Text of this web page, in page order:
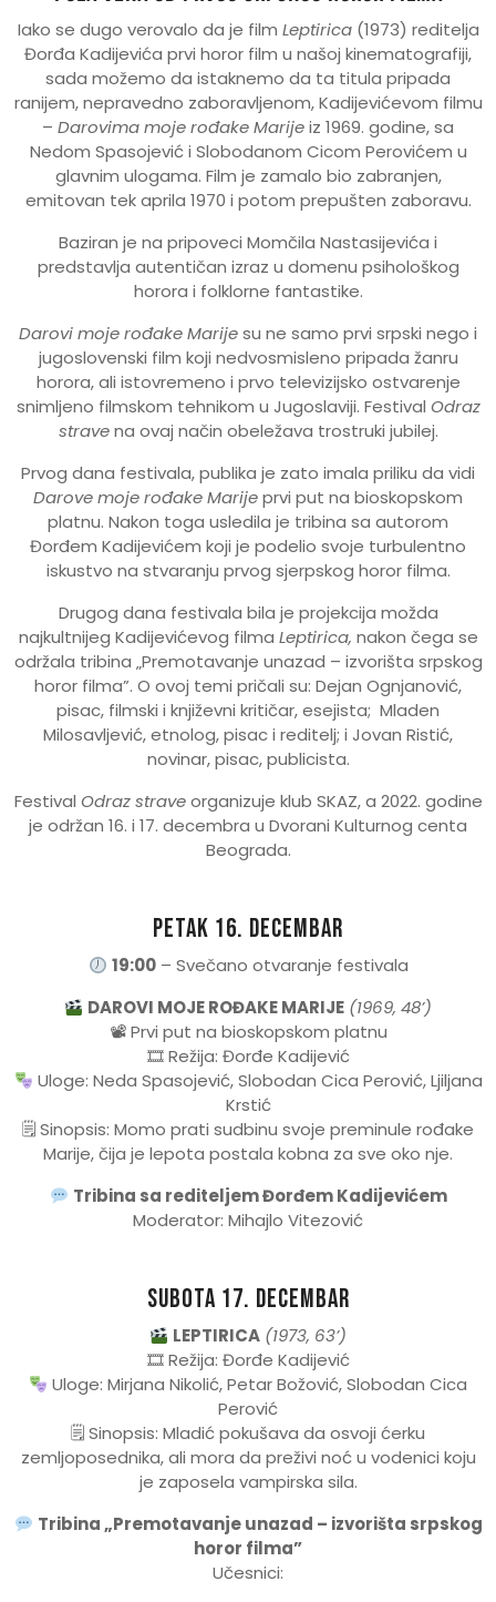
Iako se dugo verovalo da je film Leptirica (1973) reditelja
Đorđa Kadijevića prvi horor film u našoj kinematografiji,
sada možemo da istaknemo da ta titula pripada
ranijem, nepravedno zaboravljenom, Kadijevićevom filmu
– Darovima moje rođake Marijeiz 1969. godine, sa
Nedom Spasojević i Slobodanom Cicom Perovićem u
glavnim ulogama. Film je zamalo bio zabranjen,
emitovan tek aprila 1970 i potom prepušten zaboravu.
Baziran je na pripoveci Momčila Nastasijevića i
predstavlja autentičan izraz u domenu psihološkog
horora i folklorne fantastike.
Darovi moje rođake Marijesu ne samo prvi srpski nego i
jugoslovenski film koji nedvosmisleno pripada žanru
horora, ali istovremeno i prvo televizijsko ostvarenje
snimljeno filmskom tehnikom u Jugoslaviji. Festival Odraz
stravena ovaj način obeležava trostruki jubilej.
Prvog dana festivala, publika je zato imala priliku da vidi
Darove moje rođake Marijeprvi put na bioskopskom
platnu. Nakon toga usledila je tribina sa autorom
Đorđem Kadijevićem koji je podelio svoje turbulentno
iskustvo na stvaranju prvog sjerpskog horor filma.
Drugog dana festivala bila je projekcija možda
najkultnijeg Kadijevićevog filma Leptirica, nakon čega se
održala tribina „Premotavanje unazad – izvorišta srpskog
horor filma”. O ovoj temi pričali su: Dejan Ognjanović,
pisac, filmski i književni kritičar, esejista; Mladen
Milosavljević, etnolog, pisac i reditelj; i Jovan Ristić,
novinar, pisac, publicista.
Festival Odraz straveorganizuje klub SKAZ, a 2022. godine
je održan 16. i 17. decembra u Dvorani Kulturnog centa
Beograda.
Petak 16. decembar
19:00– Svečano otvaranje festivala
DAROVI MOJE ROĐAKE MARIJE (1969, 48’)
📽 Prvi put na bioskopskom platnu
🎞 Režija: Đorđe Kadijević
Uloge: Neda Spasojević, Slobodan Cica Perović, Ljiljana
Krstić
🗒 Sinopsis: Momo prati sudbinu svoje preminule rođake
Marije, čija je lepota postala kobna za sve oko nje.
Tribina sa rediteljem Đorđem Kadijevićem
Moderator: Mihajlo Vitezović
Subota 17. decembar
LEPTIRICA (1973, 63’)
🎞 Režija: Đorđe Kadijević
Uloge: Mirjana Nikolić, Petar Božović, Slobodan Cica
Perović
🗒 Sinopsis: Mladić pokušava da osvoji ćerku
zemljoposednika, ali mora da preživi noć u vodenici koju
je zaposela vampirska sila.
Tribina „Premotavanje unazad – izvorišta srpskog
horor filma”
Učesnici: